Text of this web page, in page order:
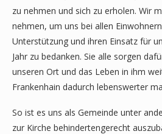
zu nehmen und sich zu erholen. Wir
nehmen, um uns bei allen
Unterstützung und ihren Einsatz für
Jahr zu bedanken. Sie alle sorgen
unseren Ort und das Leben in ihm
Frankenhain dadurch lebenswerter
So ist es uns als Gemeinde unter
zur Kirche behindertengerecht